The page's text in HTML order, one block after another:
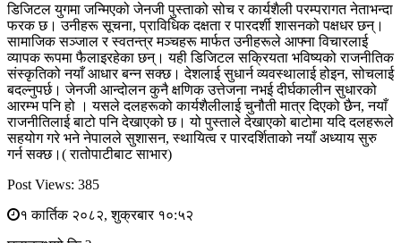
डिजिटल युगमा जन्मिएको जेनजी पुस्ताको सोच र कार्यशैली परम्परागत नेताभन्दा
फरक छ। उनीहरू सूचना, प्राविधिक दक्षता र पारदर्शी शासनको पक्षधर छन्।
सामाजिक सञ्जाल र स्वतन्त्र मञ्चहरू मार्फत उनीहरूले आफ्ना विचारलाई
व्यापक रूपमा फैलाइरहेका छन्। यही डिजिटल सक्रियता भविष्यको राजनीतिक
संस्कृतिको नयाँ आधार बन्न सक्छ। देशलाई सुधार्न व्यवस्थालाई होइन, सोचलाई
बदल्नुपर्छ। जेनजी आन्दोलन कुनै क्षणिक उत्तेजना नभई दीर्घकालीन सुधारको
आरम्भ पनि हो । यसले दलहरूको कार्यशैलीलाई चुनौती मात्र दिएको छैन, नयाँ
राजनीतिलाई बाटो पनि देखाएको छ। यो पुस्ताले देखाएको बाटोमा यदि दलहरूले
सहयोग गरे भने नेपालले सुशासन, स्थायित्व र पारदर्शिताको नयाँ अध्याय सुरु
गर्न सक्छ।( रातोपाटीबाट साभार)
Post Views: 385
१ कार्तिक २०८२, शुक्रबार १०:५२